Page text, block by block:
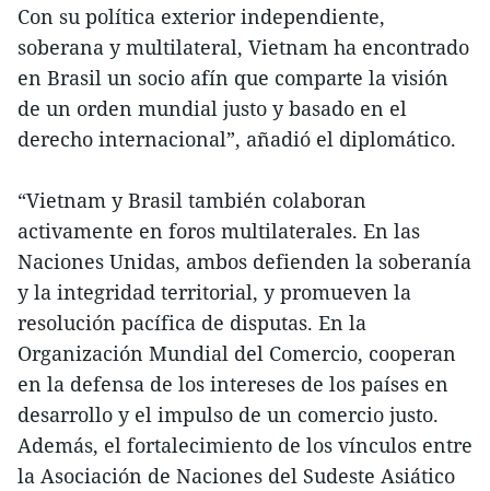
Con su política exterior independiente,
soberana y multilateral, Vietnam ha encontrado
en Brasil un socio afín que comparte la visión
de un orden mundial justo y basado en el
derecho internacional”, añadió el diplomático.
“Vietnam y Brasil también colaboran
activamente en foros multilaterales. En las
Naciones Unidas, ambos defienden la soberanía
y la integridad territorial, y promueven la
resolución pacífica de disputas. En la
Organización Mundial del Comercio, cooperan
en la defensa de los intereses de los países en
desarrollo y el impulso de un comercio justo.
Además, el fortalecimiento de los vínculos entre
la Asociación de Naciones del Sudeste Asiático